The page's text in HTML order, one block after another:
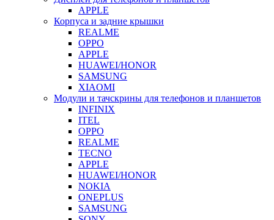
APPLE
Корпуса и задние крышки
REALME
OPPO
APPLE
HUAWEI/HONOR
SAMSUNG
XIAOMI
Модули и тачскрины для телефонов и планшетов
INFINIX
ITEL
OPPO
REALME
TECNO
APPLE
HUAWEI/HONOR
NOKIA
ONEPLUS
SAMSUNG